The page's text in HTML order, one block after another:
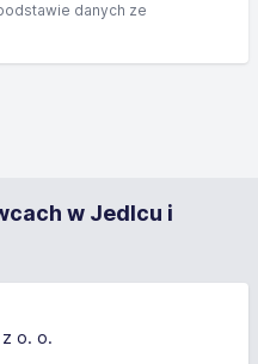
danych ze
w Jedlcu i